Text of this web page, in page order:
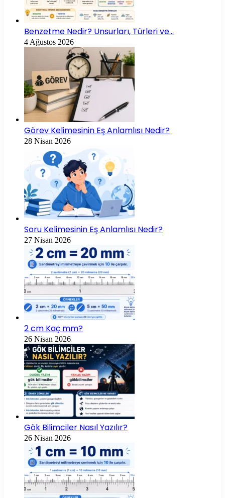
Benzetme Nedir? Unsurları, Türleri ve…
4 Ağustos 2026
Görev Kelimesinin Eş Anlamlısı Nedir?
28 Nisan 2026
Soru Kelimesinin Eş Anlamlısı Nedir?
27 Nisan 2026
2 cm Kaç mm?
26 Nisan 2026
Gök Bilimciler Nasıl Yazılır?
26 Nisan 2026